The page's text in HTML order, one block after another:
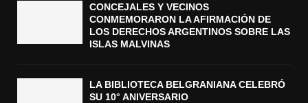
CONCEJALES Y VECINOS
CONMEMORARON LA AFIRMACIÓN DE
LOS DERECHOS ARGENTINOS SOBRE LAS
ISLAS MALVINAS
LA BIBLIOTECA BELGRANIANA CELEBRÓ
SU 10° ANIVERSARIO